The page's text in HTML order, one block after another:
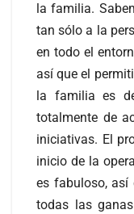
la familia.
tan sólo a la
en todo el
así que el
la familia es
totalmente de
iniciativas. El
inicio de la
es fabuloso, así
todas las